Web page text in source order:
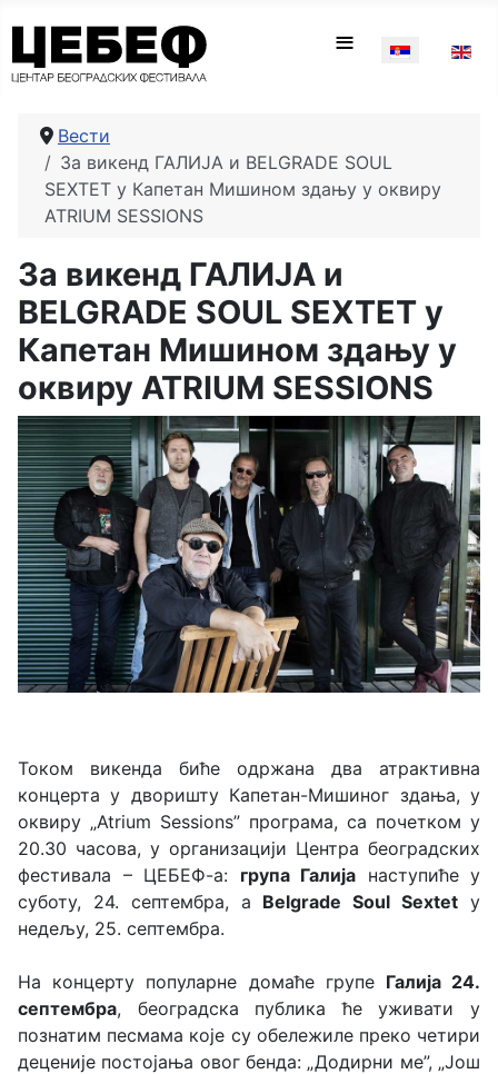
≡
Вести
За викенд ГАЛИЈА и BELGRADE SOUL
SEXTET у Капетан Мишином здању у оквиру
ATRIUM SESSIONS
За викенд ГАЛИЈА и
BELGRADE SOUL SEXTET у
Капетан Мишином здању у
оквиру ATRIUM SESSIONS
Током викенда биће одржана два атрактивна
концерта у дворишту Капетан-Мишиног здања, у
оквиру „Atrium Sessions” програма, са почетком у
20.30 часова, у организацији Центра београдских
фестивала – ЦЕБЕФ-а: група Галија наступиће у
суботу, 24. септембра, а Belgrade Soul Sextet у
недељу, 25. септембра.
На концерту популарне домаће групе Галија 24.
септембра, београдска публика ће уживати у
познатим песмама које су обележиле преко четири
деценије постојања овог бенда: „Додирни ме”, „Још